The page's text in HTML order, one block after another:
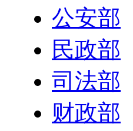
公安部
民政部
司法部
财政部